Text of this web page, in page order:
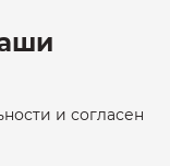
и согласен